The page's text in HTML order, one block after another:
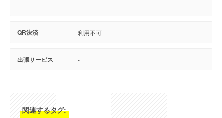
QR決済 利用不可
出張サービス -
関連するタグ: